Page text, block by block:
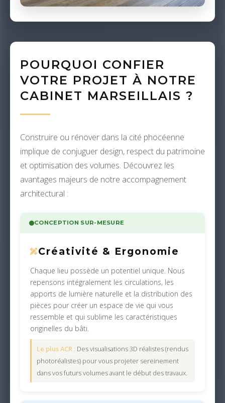
POURQUOI CONFIER
VOTRE PROJET À NOTRE
CABINET MARSEILLAIS ?
Construire ou rénover dans la cité phocéenne
implique de conjuguer design, respect du patrimoine
et optimisation des volumes. Découvrez les
avantages majeurs de notre accompagnement
architectural :
CONCEPTION SUR-MESURE
Créativité & Ergonomie
Chaque lieu possède un potentiel unique. Nous
repensons intégralement les circulations, les
apports de lumière naturelle et la distribution des
pièces pour créer un espace de vie qui vous
ressemble et qui sublime les caractéristiques
originelles du bâti.
Le plus ACR : Des visualisations 3D réalistes (rendus
photoréalistes) pour vous projeter sereinement
dans vos futurs volumes avant le début des travaux.